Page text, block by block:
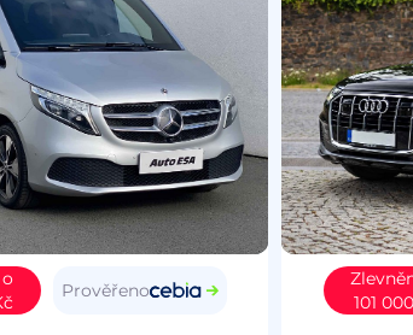
Prověřeno
101